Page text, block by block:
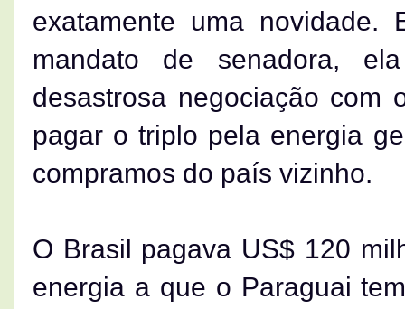
exatamente uma
mandato de senadora,
desastrosa negociação
pagar o triplo pela energia
compramos do país vizinho.
O Brasil pagava US$ 120
energia a que o Paraguai